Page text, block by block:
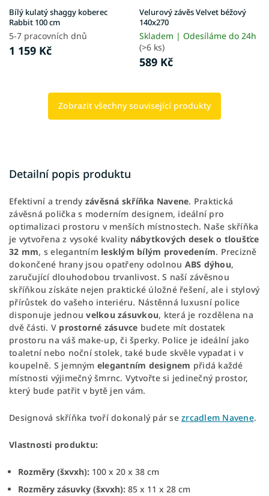
Bílý kulatý shaggy koberec
Rabbit 100 cm
5-7 pracovních dnů
1 159 Kč
Velurový závěs Velvet béžový
140x270
Skladem | Odesíláme do 24h
(>6 ks)
589 Kč
Zobrazit všechny související produkty
Detailní popis produktu
Efektivní a trendy závěsná skříňka Navene. Praktická
závěsná polička s moderním designem, ideální pro
optimalizaci prostoru v menších místnostech. Naše skříňka
je vytvořena z vysoké kvality nábytkových desek o tloušťce
32 mm, s elegantnímlesklým bílým provedením. Precizně
dokončené hrany jsou opatřeny odolnou ABS dýhou,
zaručující dlouhodobou trvanlivost. S naší závěsnou
skříňkou získáte nejen praktické úložné řešení, ale i stylový
přírůstek do vašeho interiéru. Nástěnná luxusní police
disponuje jednouvelkou zásuvkou, která je rozdělena na
dvě části. V prostorné zásuvce budete mít dostatek
prostoru na váš make-up, či šperky. Police je ideální jako
toaletní nebo noční stolek, také bude skvěle vypadat i v
koupelně. S jemným elegantním designem přidá každé
místnosti výjimečný šmrnc. Vytvořte si jedinečný prostor,
který bude patřit v bytě jen vám.
Designová skříňka tvoří dokonalý pár se zrcadlem Navene.
Vlastnosti produktu:
Rozměry (šxvxh): 100 x 20 x 38 cm
Rozměry zásuvky (šxvxh): 85 x 11 x 28 cm